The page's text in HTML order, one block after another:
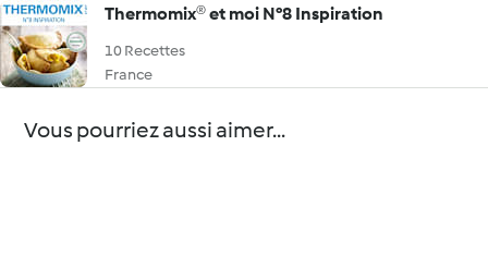
Thermomix® et moi N°8 Inspiration
10 Recettes
France
Vous pourriez aussi aimer...